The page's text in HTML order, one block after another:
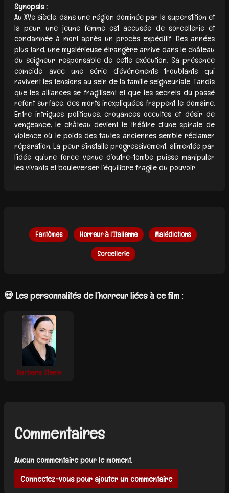
Synopsis :
Au XVe siècle, dans une région dominée par la superstition et
la peur, une jeune femme est accusée de sorcellerie et
condamnée à mort après un procès expéditif. Des années
plus tard, une mystérieuse étrangère arrive dans le château
du seigneur responsable de cette exécution. Sa présence
coïncide avec une série d’événements troublants qui
ravivent les tensions au sein de la famille seigneuriale. Tandis
que les alliances se fragilisent et que les secrets du passé
refont surface, des morts inexpliquées frappent le domaine.
Entre intrigues politiques, croyances occultes et désir de
vengeance, le château devient le théâtre d’une spirale de
violence où le poids des fautes anciennes semble réclamer
réparation. La peur s’installe progressivement, alimentée par
l’idée qu’une force venue d’outre-tombe puisse manipuler
les vivants et bouleverser l’équilibre fragile du pouvoir...
Fantômes Horreur à l'Italienne Malédictions
Sorcellerie
💀 Les personnalités de l’horreur liées à ce film :
Barbara Steele
Commentaires
Aucun commentaire pour le moment.
Connectez-vous pour ajouter un commentaire